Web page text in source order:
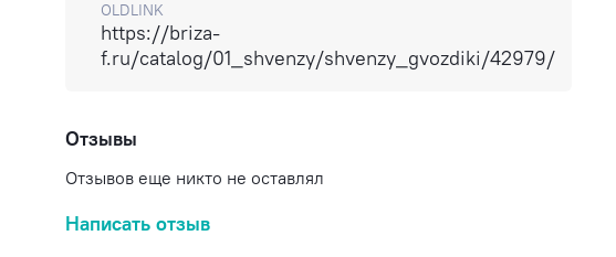
OLDLINK
https://briza-
f.ru/catalog/01_shvenzy/shvenzy_gvozdiki/42979/
Отзывы
Отзывов еще никто не оставлял
Написать отзыв